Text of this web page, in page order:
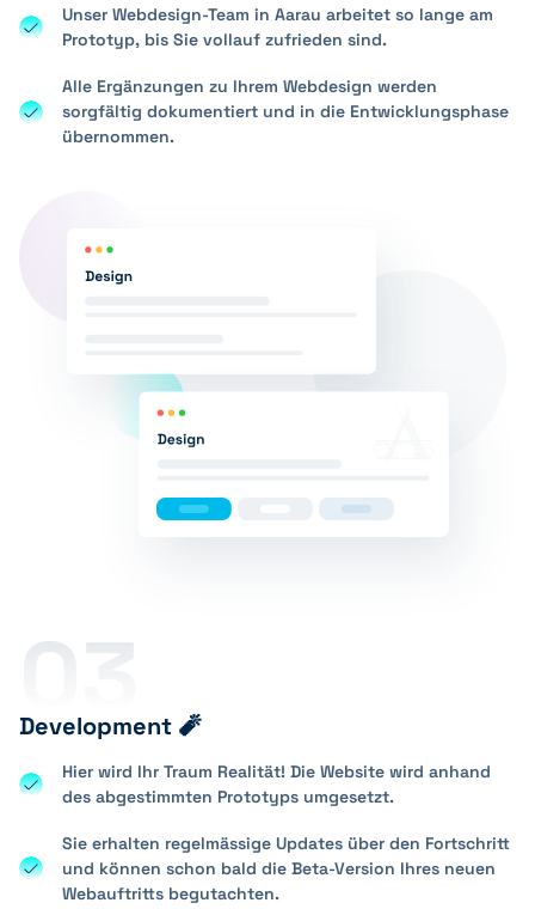
Unser Webdesign-Team in Aarau arbeitet so lange am
Prototyp, bis Sie vollauf zufrieden sind.
Alle Ergänzungen zu Ihrem Webdesign werden
sorgfältig dokumentiert und in die Entwicklungsphase
übernommen.
03
Development 🧨
Hier wird Ihr Traum Realität! Die Website wird anhand
des abgestimmten Prototyps umgesetzt.
Sie erhalten regelmässige Updates über den Fortschritt
und können schon bald die Beta-Version Ihres neuen
Webauftritts begutachten.